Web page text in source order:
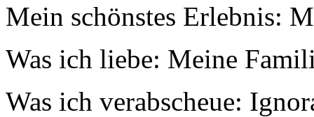
Mein schönstes Erlebnis:
Was ich liebe: Meine
Was ich verabscheue: